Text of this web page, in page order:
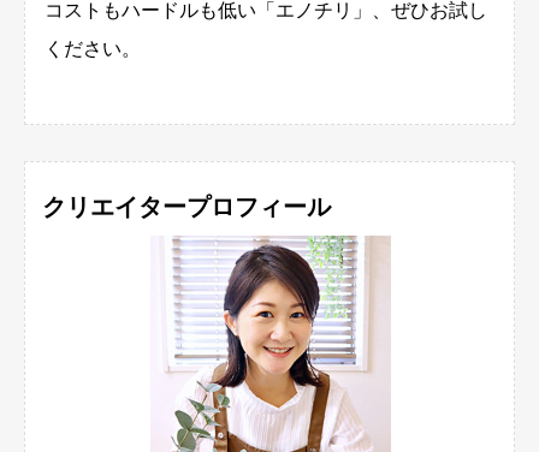
コストもハードルも低い「エノチリ」、ぜひお試し
ください。
クリエイタープロフィール